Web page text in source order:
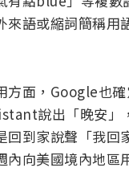
來語或縮詞簡稱
方面，Google也
說出「晚安」
回到家說聲「我回
內向美國境內地區